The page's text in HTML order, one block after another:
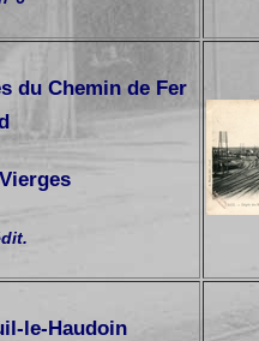
du Chemin de Fer
le-Haudoin